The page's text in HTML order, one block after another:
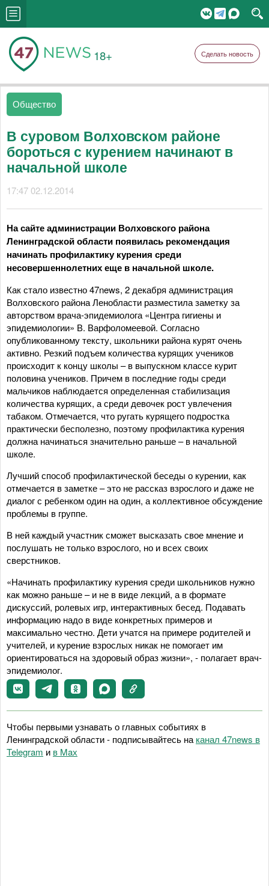
18+ Сделать новость
Общество
В суровом Волховском районе
бороться с курением начинают в
начальной школе
17:47 02.12.2014
На сайте администрации Волховского района
Ленинградской области появилась рекомендация
начинать профилактику курения среди
несовершеннолетних еще в начальной школе.
Как стало известно 47news, 2 декабря администрация
Волховского района Ленобласти разместила заметку за
авторством врача-эпидемиолога «Центра гигиены и
эпидемиологии» В. Варфоломеевой. Согласно
опубликованному тексту, школьники района курят очень
активно. Резкий подъем количества курящих учеников
происходит к концу школы – в выпускном классе курит
половина учеников. Причем в последние годы среди
мальчиков наблюдается определенная стабилизация
количества курящих, а среди девочек рост увлечения
табаком. Отмечается, что ругать курящего подростка
практически бесполезно, поэтому профилактика курения
должна начинаться значительно раньше – в начальной
школе.
Лучший способ профилактической беседы о курении, как
отмечается в заметке – это не рассказ взрослого и даже не
диалог с ребенком один на один, а коллективное обсуждение
проблемы в группе.
В ней каждый участник сможет высказать свое мнение и
послушать не только взрослого, но и всех своих
сверстников.
«Начинать профилактику курения среди школьников нужно
как можно раньше – и не в виде лекций, а в формате
дискуссий, ролевых игр, интерактивных бесед. Подавать
информацию надо в виде конкретных примеров и
максимально честно. Дети учатся на примере родителей и
учителей, и курение взрослых никак не помогает им
ориентироваться на здоровый образ жизни», - полагает врач-
эпидемиолог.
Чтобы первыми узнавать о главных событиях в
Ленинградской области - подписывайтесь на канал 47news в
Telegram и в Maх